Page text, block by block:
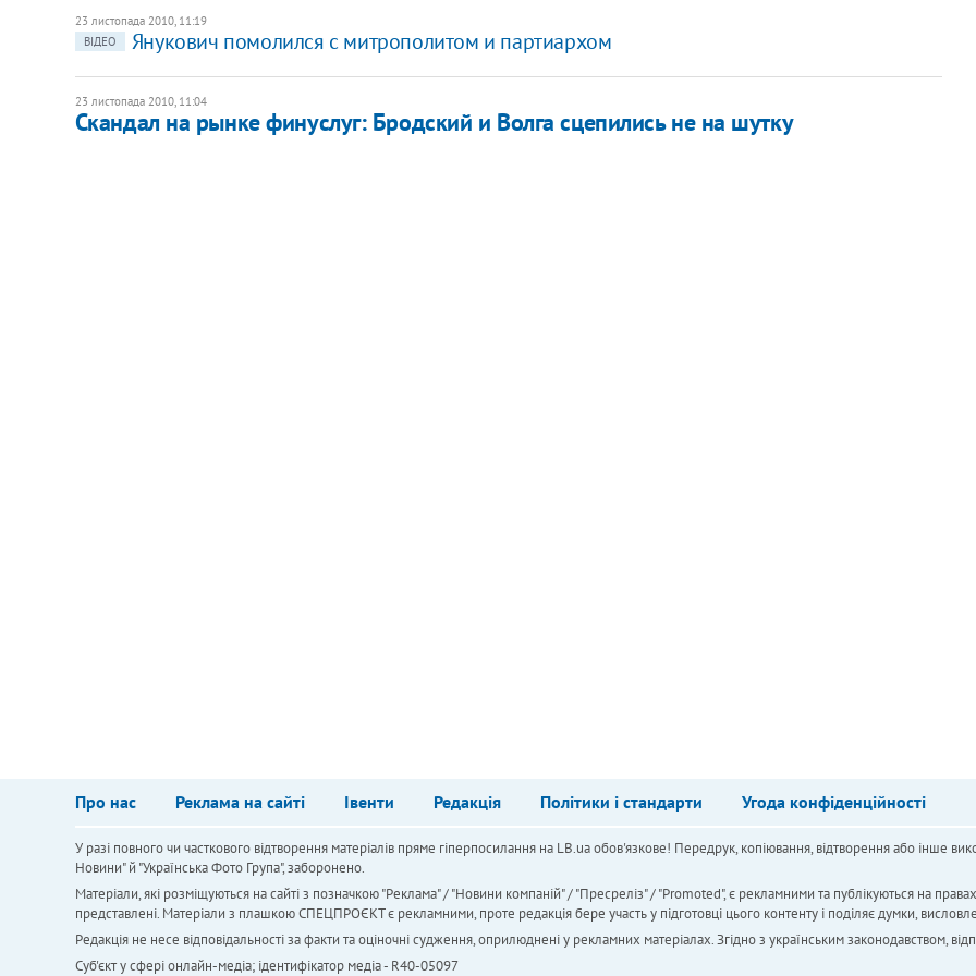
23 листопада 2010, 11:19
ВІДЕО
Янукович помолился с митрополитом и партиархом
23 листопада 2010, 11:04
Скандал на рынке финуслуг: Бродский и Волга сцепились не на шутку
Про нас Реклама на сайті Івенти Редакція Політики і стандарти Угода конфіденційності
У разі повного чи часткового відтворення матеріалів пряме гіперпосилання на LB.ua обов'язкове! Передрук, копіювання, відтворення або інше
Новини" й "Українська Фото Група", заборонено.
Матеріали, які розміщуються на сайті з позначкою "Реклама" / "Новини компаній" / "Пресреліз" / "Promoted", є рекламними та публікуються на
представлені. Матеріали з плашкою СПЕЦПРОЄКТ є рекламними, проте редакція бере участь у підготовці цього контенту і поділяє думки,
Редакція не несе відповідальності за факти та оціночні судження, оприлюднені у рекламних матеріалах. Згідно з українським законодавством,
Cуб'єкт у сфері онлайн-медіа; ідентифікатор медіа - R40-05097